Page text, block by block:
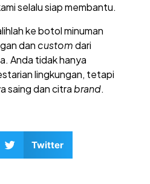
selalu siap membantu.
ke botol minuman
dan customdari
Anda tidak hanya
lingkungan, tetapi
saing dan citrabrand.
Twitter